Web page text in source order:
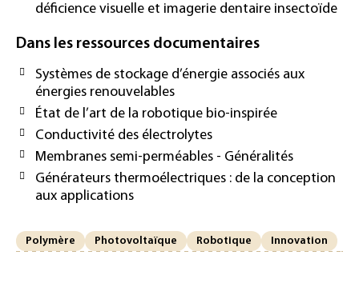
déficience visuelle et imagerie dentaire insectoïde
Dans les ressources documentaires
Systèmes de stockage d’énergie associés aux
énergies renouvelables
État de l’art de la robotique bio-inspirée
Conductivité des électrolytes
Membranes semi-perméables - Généralités
Générateurs thermoélectriques : de la conception
aux applications
Polymère Photovoltaïque Robotique Innovation